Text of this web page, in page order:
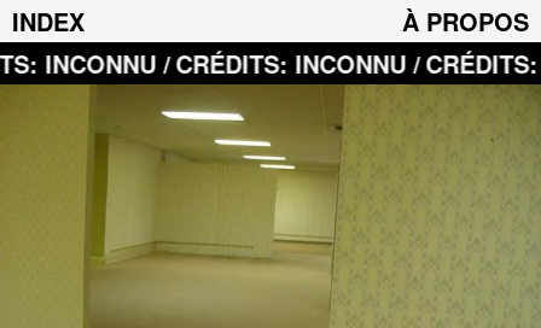
À PROPOS
INDEX
/ CRÉDITS: INCONNU / CRÉDITS: INCONNU /